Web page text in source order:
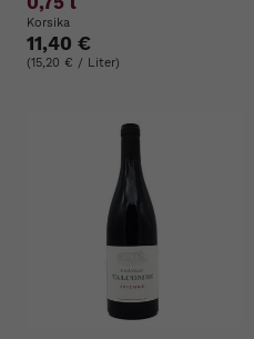
Korsika
11,40 €
(15,20 € / Liter)